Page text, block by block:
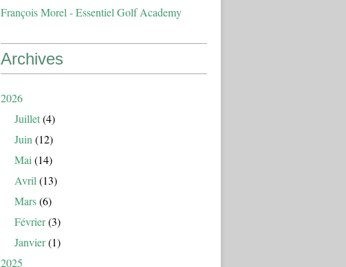
François Morel - Essentiel Golf Academy
Archives
2026
Juillet(4)
Juin (12)
Mai (14)
Avril (13)
Mars(6)
Février(3)
Janvier(1)
2025